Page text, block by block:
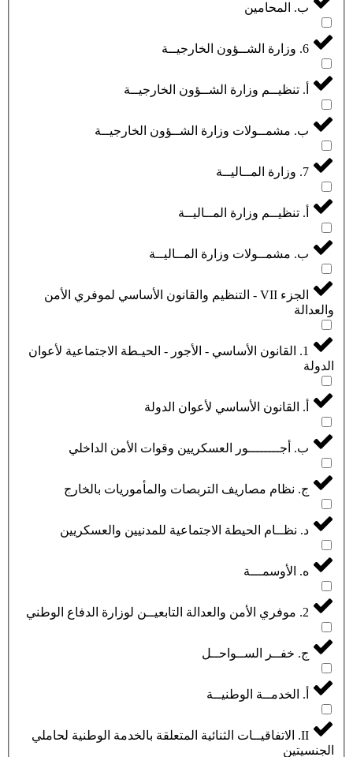
ب. المحامين
6. وزارة الشــؤون الخارجيــة
أ. تنظيــم وزارة الشــؤون الخارجيــة
ب. مشمــولات وزارة الشــؤون الخارجيــة
7. وزارة المــاليــة
أ. تنظيــم وزارة المــاليــة
ب. مشمــولات وزارة المــاليــة
الجزء VII - التنظيم والقانون الأساسي لموفري الأمن
والعدالة
1. القانون الأساسي - الأجور - الحيـطة الاجتماعية لأعوان
الدولة
أ. القانون الأساسي لأعوان الدولة
ب. أجــــــــور العسكريين وقوات الأمن الداخلي
ج. نظام مصاريف التربصات والمأموريات بالخارج
د. نظــام الحيطة الاجتماعية للمدنيين والعسكريين
ه. الأوسمـــة
2. موفري الأمن والعدالة التابعيــن لوزارة الدفاع الوطني
ج. خفــر الســواحــل
أ. الخدمــة الوطنيــة
II. الاتفاقيــات الثنائية المتعلقة بالخدمة الوطنية لحاملي
الجنسيتين